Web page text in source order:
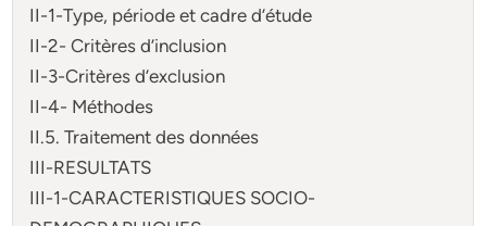
II-1-Type, période et cadre d’étude
II-2- Critères d’inclusion
II-3-Critères d’exclusion
II-4- Méthodes
II.5. Traitement des données
III-RESULTATS
III-1-CARACTERISTIQUES SOCIO-